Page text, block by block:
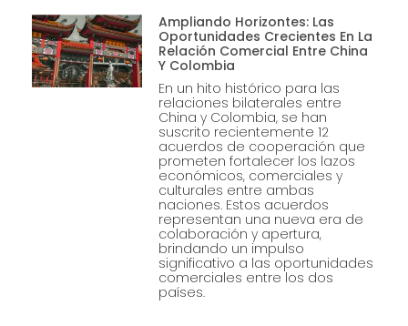
Ampliando Horizontes: Las
Oportunidades Crecientes En La
Relación Comercial Entre China
Y Colombia
En un hito histórico para las
relaciones bilaterales entre
China y Colombia, se han
suscrito recientemente 12
acuerdos de cooperación que
prometen fortalecer los lazos
económicos, comerciales y
culturales entre ambas
naciones. Estos acuerdos
representan una nueva era de
colaboración y apertura,
brindando un impulso
significativo a las oportunidades
comerciales entre los dos
países.